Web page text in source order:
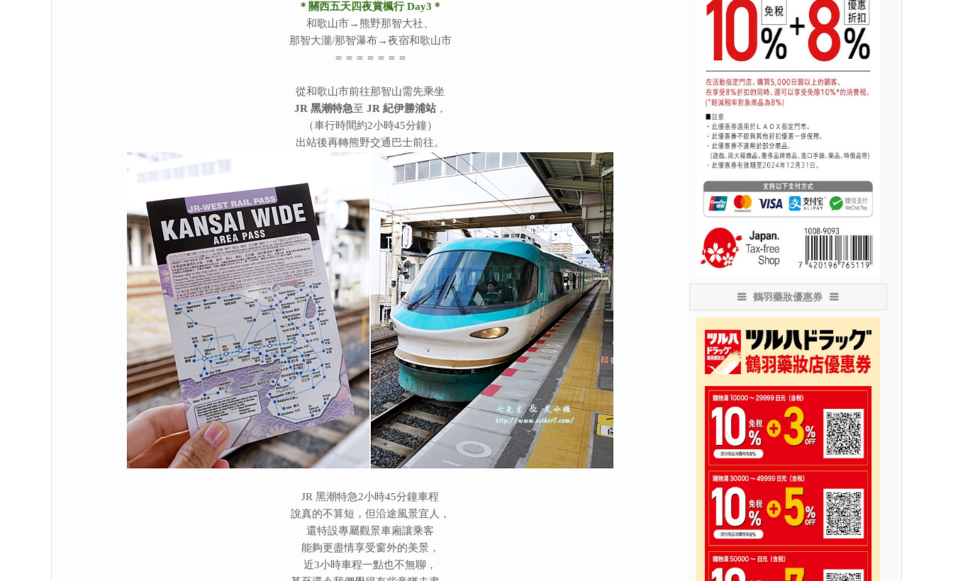
＊關西五天四夜賞楓行 Day3＊
和歌山市→熊野那智大社、
那智大瀧/那智瀑布→夜宿和歌山市
＝＝＝＝＝＝＝
從和歌山市前往那智山需先乘坐
JR 黑潮特急至 JR 紀伊勝浦站，
（車行時間約2小時45分鐘）
出站後再轉熊野交通巴士前往。
JR 黑潮特急2小時45分鐘車程
說真的不算短，但沿途風景宜人，
還特設專屬觀景車廂讓乘客
能夠更盡情享受窗外的美景，
近3小時車程一點也不無聊，
鶴羽藥妝優惠券